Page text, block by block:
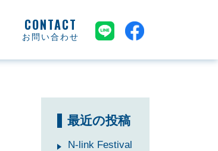
お問い合わせ
最近の投稿
N-link Festival